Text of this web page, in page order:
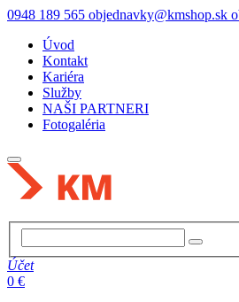
0948 189 565 objednavky@kmshop.sk
Úvod
Kontakt
Kariéra
Služby
NAŠI PARTNERI
Fotogaléria
Účet
0 €